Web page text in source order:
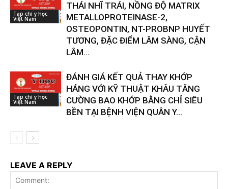
Tạp chí y học
Việt Nam
THÁI NHĨ TRÁI, NỒNG ĐỘ MATRIX
METALLOPROTEINASE-2,
OSTEOPONTIN, NT-PROBNP HUYẾT
TƯƠNG, ĐẶC ĐIỂM LÂM SÀNG, CẬN
LÂM...
Tạp chí y học
Việt Nam
ĐÁNH GIÁ KẾT QUẢ THAY KHỚP
HÁNG VỚI KỸ THUẬT KHÂU TĂNG
CƯỜNG BAO KHỚP BẰNG CHỈ SIÊU
BỀN TẠI BỆNH VIỆN QUÂN Y...
LEAVE A REPLY